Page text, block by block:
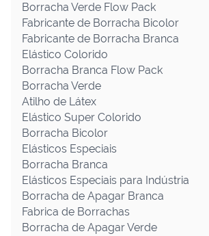
Borracha Verde Flow Pack
Fabricante de Borracha Bicolor
Fabricante de Borracha Branca
Elástico Colorido
Borracha Branca Flow Pack
Borracha Verde
Atilho de Látex
Elástico Super Colorido
Borracha Bicolor
Elásticos Especiais
Borracha Branca
Elásticos Especiais para Indústria
Borracha de Apagar Branca
Fabrica de Borrachas
Borracha de Apagar Verde